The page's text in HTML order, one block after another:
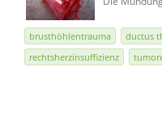
brusthöhlentrauma ductus
rechtsherzinsuffizienz